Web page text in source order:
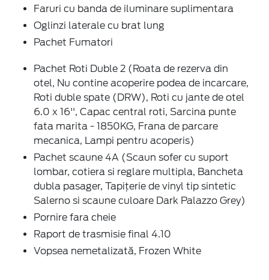
Faruri cu banda de iluminare suplimentara
Oglinzi laterale cu brat lung
Pachet Fumatori
Pachet Roti Duble 2 (Roata de rezerva din
otel, Nu contine acoperire podea de incarcare,
Roti duble spate (DRW), Roti cu jante de otel
6.0 x 16'', Capac central roti, Sarcina punte
fata marita - 1850KG, Frana de parcare
mecanica, Lampi pentru acoperis)
Pachet scaune 4A (Scaun sofer cu suport
lombar, cotiera si reglare multipla, Bancheta
dubla pasager, Tapițerie de vinyl tip sintetic
Salerno si scaune culoare Dark Palazzo Grey)
Pornire fara cheie
Raport de trasmisie final 4.10
Vopsea nemetalizată, Frozen White